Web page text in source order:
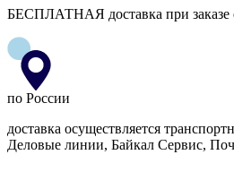
БЕСПЛАТНАЯ доставка при заказе
по России
доставка осуществляется
Деловые линии, Байкал Сервис,